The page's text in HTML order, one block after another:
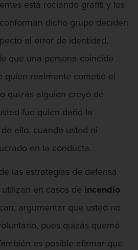
está rociando grafiti y los
dicho grupo deciden
al error de identidad,
que una persona coincide
quien realmente cometió el
quizás alguien creyó de
fue quien dañó la
ello, cuando usted ni
en la conducta.
las estrategias de defensa
en casos de incendio
argumentar que usted no
pues quizás quemó
es posible afirmar que
en California
Agravado
Un Funcionario Público